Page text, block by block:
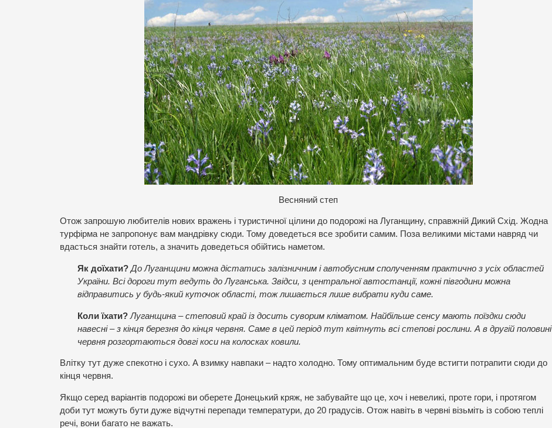
Весняний степ
Отож запрошую любителів нових вражень і туристичної цілини до подорожі на Луганщину, справжній Дикий Схід. Жодна
турфірма не запропонує вам мандрівку сюди. Тому доведеться все зробити самим. Поза великими містами навряд чи
вдасться знайти готель, а значить доведеться обійтись наметом.
Як доїхати? До Луганщини можна дістатись залізничним і автобусним сполученням практично з усіх областей
України. Всі дороги тут ведуть до Луганська. Звідси, з центральної автостанції, кожні півгодини можна
відправитись у будь-який куточок області, тож лишається лише вибрати куди саме.
Коли їхати? Луганщина – степовий край із досить суворим кліматом. Найбільше сенсу мають поїздки сюди
навесні – з кінця березня до кінця червня. Саме в цей період тут квітнуть всі степові рослини. А в другій половині
червня розгортаються довгі коси на колосках ковили.
Влітку тут дуже спекотно і сухо. А взимку навпаки – надто холодно. Тому оптимальним буде встигти потрапити сюди до
кінця червня.
Якщо серед варіантів подорожі ви оберете Донецький кряж, не забувайте що це, хоч і невеликі, проте гори, і протягом
доби тут можуть бути дуже відчутні перепади температури, до 20 градусів. Отож навіть в червні візьміть із собою теплі
речі, вони багато не важать.